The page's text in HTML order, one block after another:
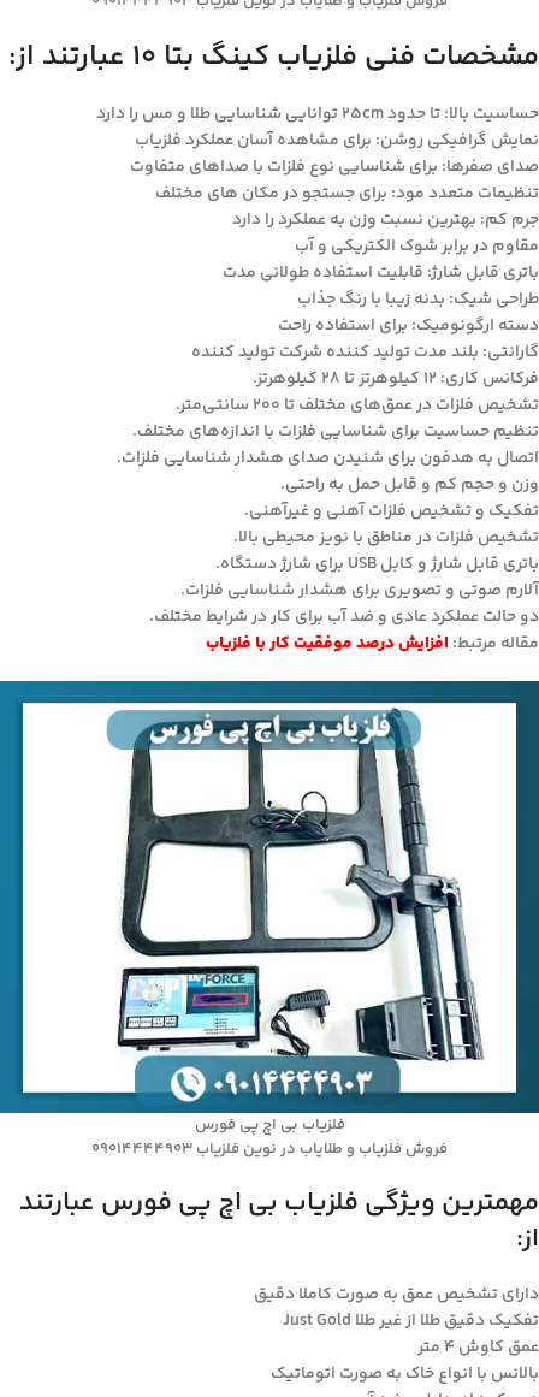
مشخصات فنی فلزیاب کینگ بتا 10 عبارتند از:
حساسیت بالا: تا حدود 25cm توانایی شناسایی طلا و مس را دارد
نمایش گرافیکی روشن: برای مشاهده آسان عملکرد فلزیاب
صدای صفرها: برای شناسایی نوع فلزات با صداهای متفاوت
تنظیمات متعدد مود: برای جستجو در مکان های مختلف
جرم کم: بهترین نسبت وزن به عملکرد را دارد
مقاوم در برابر شوک الکتریکی و آب
باتری قابل شارژ: قابلیت استفاده طولانی مدت
طراحی شیک: بدنه زیبا با رنگ جذاب
دسته ارگونومیک: برای استفاده راحت
گارانتی: بلند مدت تولید کننده شرکت تولید کننده
فرکانس کاری: ۱۲ کیلوهرتز تا ۲۸ کیلوهرتز.
تشخیص فلزات در عمق‌های مختلف تا ۲۰۰ سانتی‌متر.
تنظیم حساسیت برای شناسایی فلزات با اندازه‌های مختلف.
اتصال به هدفون برای شنیدن صدای هشدار شناسایی فلزات.
وزن و حجم کم و قابل حمل به راحتی.
تفکیک و تشخیص فلزات آهنی و غیرآهنی.
تشخیص فلزات در مناطق با نویز محیطی بالا.
باتری قابل شارژ و کابل USB برای شارژ دستگاه.
آلارم صوتی و تصویری برای هشدار شناسایی فلزات.
دو حالت عملکرد عادی و ضد آب برای کار در شرایط مختلف.
مقاله مرتبط: افزایش درصد موفقیت کار با فلزیاب
فلزیاب بی اچ پی فورس
فروش فلزیاب و طلایاب در نوین فلزیاب 09014444903
مهمترین ویژگی فلزیاب بی اچ پی فورس عبارتند
از:
دارای تشخیص عمق به صورت کاملا دقیق
تفکیک دقیق طلا از غیر طلا Just Gold
عمق کاوش ۴ متر
بالانس با انواع خاک به صورت اتوماتیک